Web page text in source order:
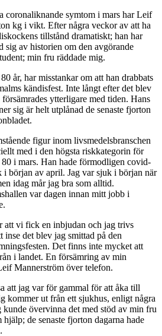
coronaliknande symtom i mars har Leif
kg i vikt. Efter några veckor av att ha
tillstånd dramatiskt; han har
sig av historien om den avgörande
min fru räddade mig.
år, har misstankar om att han drabbats
kändisfest. Inte långt efter det blev
ytterligare med tiden. Hans
sig är helt utplånad de senaste fjorton
figur inom livsmedelsbranschen
med i den högsta riskkategorin för
i mars. Han hade förmodligen covid-
början av april. Jag var sjuk i början när
idag mår jag bra som alltid.
var dagen innan mitt jobb i
att vi fick en inbjudan och jag trivs
det blev jag smittad på den
Det finns inte mycket att
i landet. En försämring av min
Mannerström över telefon.
att jag var för gammal för att åka till
kommer ut från ett sjukhus, enligt några
kunde övervinna det med stöd av min fru
de senaste fjorton dagarna hade